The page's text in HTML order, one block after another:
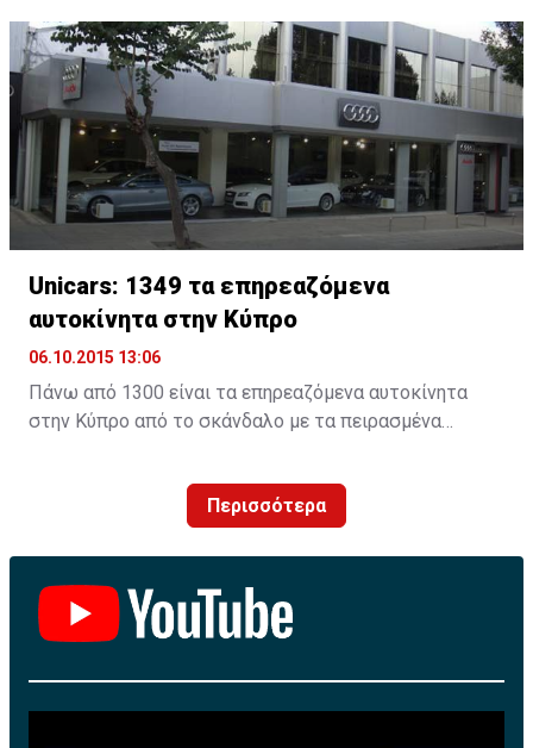
Montblanc.
Unicars: 1349 τα επηρεαζόμενα
αυτοκίνητα στην Κύπρο
06.10.2015 13:06
Πάνω από 1300 είναι τα επηρεαζόμενα αυτοκίνητα
στην Κύπρο από το σκάνδαλο με τα πειρασμένα
ενημερώνει για τις προσεχείς ενέργειες που αφορούν
πετρελαιοκίνητα οχήματα με κινητήρες EA 189.
Περισσότερα